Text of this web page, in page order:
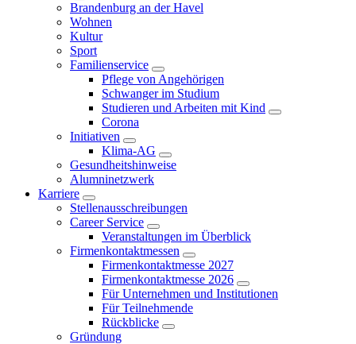
Brandenburg an der Havel
Wohnen
Kultur
Sport
Familienservice
Pflege von Angehörigen
Schwanger im Studium
Studieren und Arbeiten mit Kind
Corona
Initiativen
Klima-AG
Gesundheitshinweise
Alumninetzwerk
Karriere
Stellenausschreibungen
Career Service
Veranstaltungen im Überblick
Firmenkontaktmessen
Firmenkontaktmesse 2027
Firmenkontaktmesse 2026
Für Unternehmen und Institutionen
Für Teilnehmende
Rückblicke
Gründung